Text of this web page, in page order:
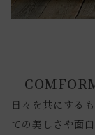
「
日々を共にする
ての美しさや面